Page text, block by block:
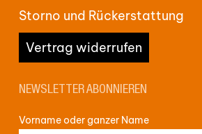
Storno und Rückerstattung
Vertrag widerrufen
NEWSLETTER ABONNIEREN
Vorname oder ganzer Name